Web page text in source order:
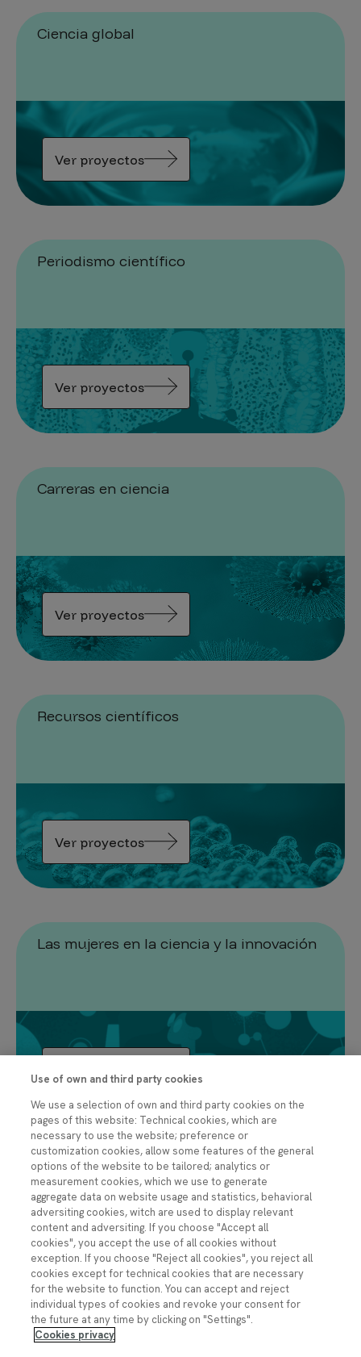
Ciencia global
Ver proyectos
Periodismo científico
Ver proyectos
Carreras en ciencia
Ver proyectos
Recursos científicos
Ver proyectos
Las mujeres en la ciencia y la innovación
Museo Nacional de Ciencia y Tecnología
Ver proyectos
Use of own and third party cookies
We use a selection of own and third party cookies on the
pages of this website: Technical cookies, which are
necessary to use the website; preference or
customization cookies, allow some features of the general
options of the website to be tailored; analytics or
measurement cookies, which we use to generate
aggregate data on website usage and statistics, behavioral
adversiting cookies, witch are used to display relevant
content and adversiting. If you choose "Accept all
cookies", you accept the use of all cookies without
exception. If you choose "Reject all cookies", you reject all
cookies except for technical cookies that are necessary
for the website to function. You can accept and reject
individual types of cookies and revoke your consent for
the future at any time by clicking on "Settings".
Cookies privacy